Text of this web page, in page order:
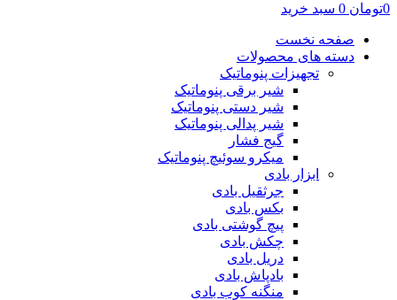
0تومان 0 سبد خرید
صفحه نخست
دسته های محصولات
تجهیزات پنوماتیک
شیر برقی پنوماتیک
شیر دستی پنوماتیک
شیر پدالی پنوماتیک
گیج فشار
میکرو سوئیچ پنوماتیک
ابزار بادی
جرثقیل بادی
بکس بادی
پیچ گوشتی بادی
چکش بادی
دریل بادی
بادپاش بادی
منگنه کوب بادی